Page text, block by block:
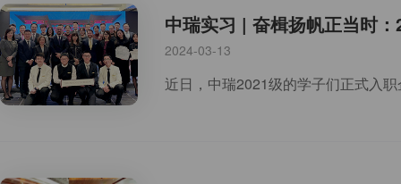
中瑞实习 | 奋楫扬帆正当时
2024-03-13